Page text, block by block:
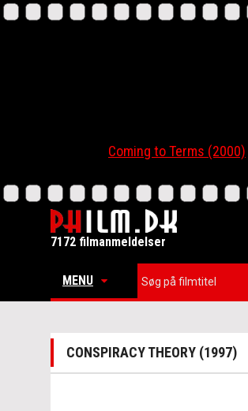
Coming to Terms (2000)
7172 filmanmeldelser
MENU
CONSPIRACY THEORY (1997)